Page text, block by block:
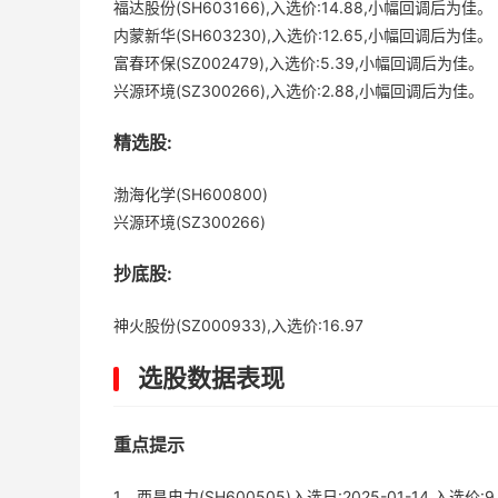
福达股份(SH603166),入选价:14.88,小幅回调后为佳。
内蒙新华(SH603230),入选价:12.65,小幅回调后为佳。
富春环保(SZ002479),入选价:5.39,小幅回调后为佳。
兴源环境(SZ300266),入选价:2.88,小幅回调后为佳。
精选股:
渤海化学(SH600800)
兴源环境(SZ300266)
抄底股:
神火股份(SZ000933),入选价:16.97
选股数据表现
重点提示